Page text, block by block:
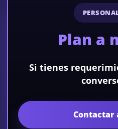
Plan a
Si tienes
Contactar